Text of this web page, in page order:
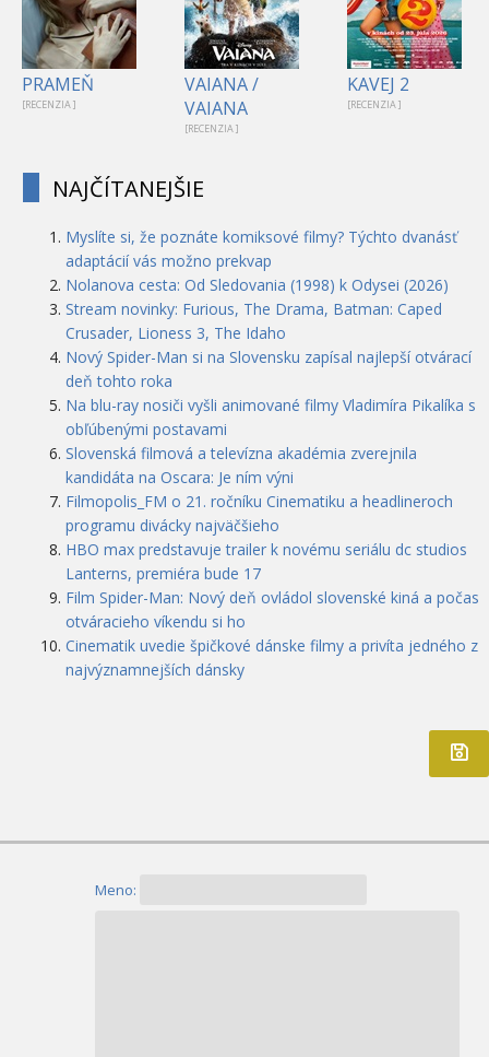
PRAMEŇ
[RECENZIA ]
VAIANA /
VAIANA
[RECENZIA ]
KAVEJ 2
[RECENZIA ]
NAJČÍTANEJŠIE
Myslíte si, že poznáte komiksové filmy? Týchto dvanásť
adaptácií vás možno prekvap
Nolanova cesta: Od Sledovania (1998) k Odysei (2026)
Stream novinky: Furious, The Drama, Batman: Caped
Crusader, Lioness 3, The Idaho
Nový Spider-Man si na Slovensku zapísal najlepší otvárací
deň tohto roka
Na blu-ray nosiči vyšli animované filmy Vladimíra Pikalíka s
obľúbenými postavami
Slovenská filmová a televízna akadémia zverejnila
kandidáta na Oscara: Je ním výni
Filmopolis_FM o 21. ročníku Cinematiku a headlineroch
programu divácky najväčšieho
HBO max predstavuje trailer k novému seriálu dc studios
Lanterns, premiéra bude 17
Film Spider-Man: Nový deň ovládol slovenské kiná a počas
otváracieho víkendu si ho
Cinematik uvedie špičkové dánske filmy a privíta jedného z
najvýznamnejších dánsky
Meno: